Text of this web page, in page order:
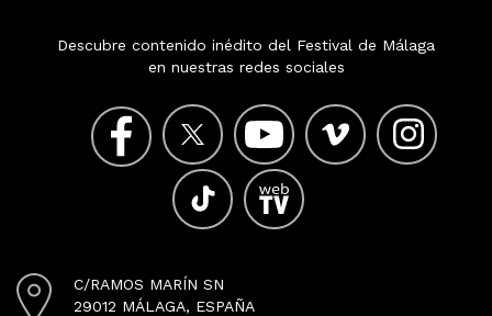
Descubre contenido inédito del Festival de Málaga
en nuestras redes sociales
C/RAMOS MARÍN SN
29012 MÁLAGA, ESPAÑA